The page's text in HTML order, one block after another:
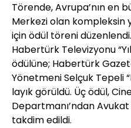
Törende, Avrupa’nın en
Merkezi olan kompleksin
için ödül töreni
Habertürk Televizyonu
ödülüne; Habertürk
Yönetmeni Selçuk Tepeli
layık görüldü. Üç ödül,
Departmanı’ndan
takdim edildi.